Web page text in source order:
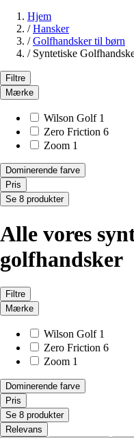
Hjem
/ Hansker
/ Golfhandsker til børn
/ Syntetiske
Filtre
Mærke
Wilson Golf 1
Zero Friction 6
Zoom 1
Dominerende farve
Pris
Se 8 produkter
Alle vores
golfhandsker
Filtre
Mærke
Wilson Golf 1
Zero Friction 6
Zoom 1
Dominerende farve
Pris
Se 8 produkter
Relevans